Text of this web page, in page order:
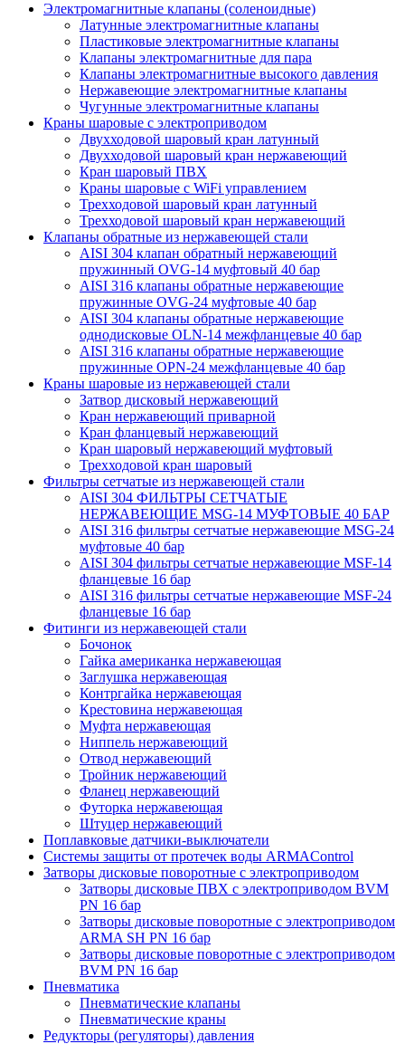
Электромагнитные клапаны (соленоидные)
Латунные электромагнитные клапаны
Пластиковые электромагнитные клапаны
Клапаны электромагнитные для пара
Клапаны электромагнитные высокого давления
Нержавеющие электромагнитные клапаны
Чугунные электромагнитные клапаны
Краны шаровые с электроприводом
Двухходовой шаровый кран латунный
Двухходовой шаровый кран нержавеющий
Кран шаровый ПВХ
Краны шаровые с WiFi управлением
Трехходовой шаровый кран латунный
Трехходовой шаровый кран нержавеющий
Клапаны обратные из нержавеющей стали
AISI 304 клапан обратный нержавеющий
пружинный OVG-14 муфтовый 40 бар
AISI 316 клапаны обратные нержавеющие
пружинные OVG-24 муфтовые 40 бар
AISI 304 клапаны обратные нержавеющие
однодисковые OLN-14 межфланцевые 40 бар
AISI 316 клапаны обратные нержавеющие
пружинные OPN-24 межфланцевые 40 бар
Краны шаровые из нержавеющей стали
Затвор дисковый нержавеющий
Кран нержавеющий приварной
Кран фланцевый нержавеющий
Кран шаровый нержавеющий муфтовый
Трехходовой кран шаровый
Фильтры сетчатые из нержавеющей стали
AISI 304 ФИЛЬТРЫ СЕТЧАТЫЕ
НЕРЖАВЕЮЩИЕ MSG-14 МУФТОВЫЕ 40 БАР
AISI 316 фильтры сетчатые нержавеющие MSG-24
муфтовые 40 бар
AISI 304 фильтры сетчатые нержавеющие MSF-14
фланцевые 16 бар
AISI 316 фильтры сетчатые нержавеющие MSF-24
фланцевые 16 бар
Фитинги из нержавеющей стали
Бочонок
Гайка американка нержавеющая
Заглушка нержавеющая
Контргайка нержавеющая
Крестовина нержавеющая
Муфта нержавеющая
Ниппель нержавеющий
Отвод нержавеющий
Тройник нержавеющий
Фланец нержавеющий
Футорка нержавеющая
Штуцер нержавеющий
Поплавковые датчики-выключатели
Системы защиты от протечек воды ARMAControl
Затворы дисковые поворотные с электроприводом
Затворы дисковые ПВХ с электроприводом BVM
PN 16 бар
Затворы дисковые поворотные с электроприводом
ARMA SH PN 16 бар
Затворы дисковые поворотные с электроприводом
BVM PN 16 бар
Пневматика
Пневматические клапаны
Пневматические краны
Редукторы (регуляторы) давления